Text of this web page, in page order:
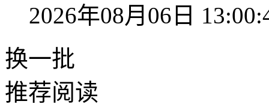
2026年08月06日
换一批
推荐阅读